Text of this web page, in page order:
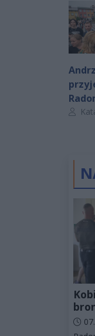
Autor
Data